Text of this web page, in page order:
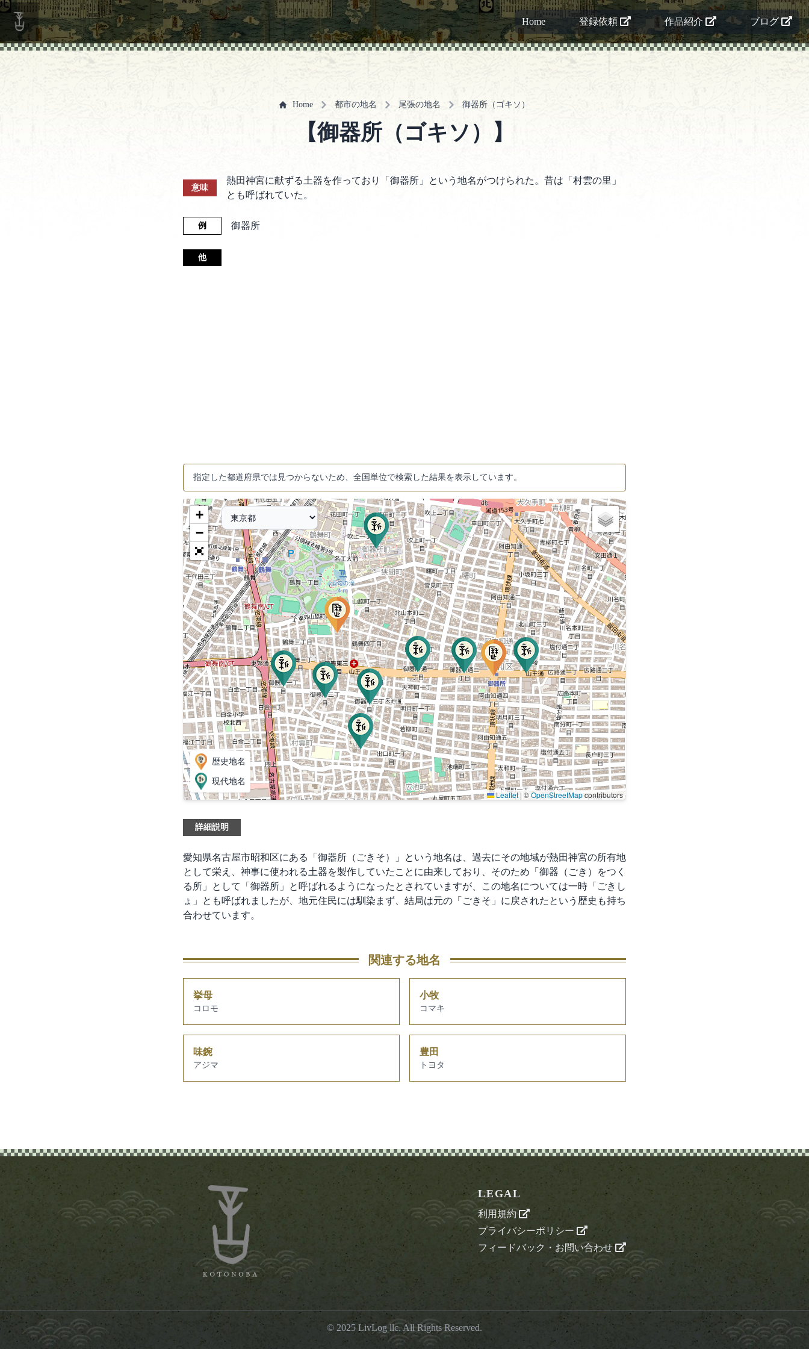
Home 登録依頼 作品紹介 ブログ
Home 都市の地名 尾張の地名 御器所（ゴキソ）
【御器所（ゴキソ）】
意味
熱田神宮に献ずる土器を作っており「御器所」という地名がつけられた。昔は「村雲の里」
とも呼ばれていた。
例 御器所
他
指定した都道府県では見つからないため、全国単位で検索した結果を表示しています。
歴史地名
現代地名
+
−
Leaflet | ©OpenStreetMapcontributors
詳細説明
愛知県名古屋市昭和区にある「御器所（ごきそ）」という地名は、過去にその地域が熱田神宮の所有地
として栄え、神事に使われる土器を製作していたことに由来しており、そのため「御器（ごき）をつく
る所」として「御器所」と呼ばれるようになったとされていますが、この地名については一時「ごきし
ょ」とも呼ばれましたが、地元住民には馴染まず、結局は元の「ごきそ」に戻されたという歴史も持ち
合わせています。
関連する地名
挙母
コロモ
小牧
コマキ
味鋺
アジマ
豊田
トヨタ
LEGAL
利用規約
プライバシーポリシー
フィードバック・お問い合わせ
© 2025 LivLog llc. All Rights Reserved.